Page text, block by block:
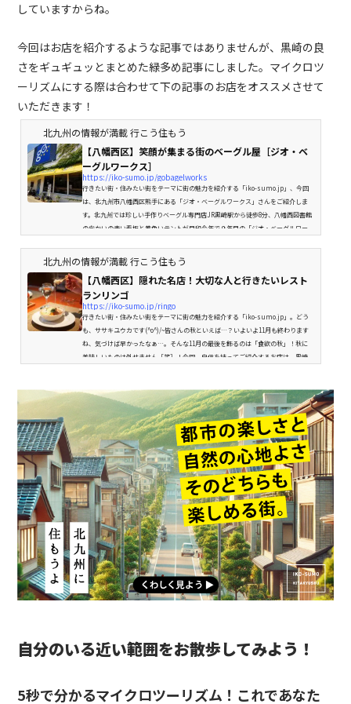
していますからね。
今回はお店を紹介するような記事ではありませんが、黒崎の良
さをギュギュッとまとめた緑多め記事にしました。マイクロツ
ーリズムにする際は合わせて下の記事のお店をオススメさせて
いただきます！
北九州の情報が満載 行こう住もう
【八幡西区】笑顔が集まる街のベーグル屋［ジオ・ベ
ーグルワークス］
https://iko-sumo.jp/gobagelworks
行きたい街・住みたい街をテーマに街の魅力を紹介する「iko-sumo.jp」、今回
は、北九州市八幡西区熊手にある「ジオ・ベーグルワークス」さんをご紹介しま
す。北九州では珍しい手作りベーグル専門店JR黒崎駅から徒歩8分、八幡西図書館
の向かいの青い看板と黄色いテントが目印今年で９年目の「ジオ・ベーグルワー
開業名前の由来はベーグル職人、ショップよりも工場のイメージから「ワーク
ス」に。職人気質の高いオーナーさんですが、話してみると常に笑顔で親...
北九州の情報が満載 行こう住もう
【八幡西区】隠れた名店！大切な人と行きたいレスト
ランリンゴ
https://iko-sumo.jp/ringo
行きたい街・住みたい街をテーマに街の魅力を紹介する「iko-sumo.jp」。どう
も、ササキユウカです(^o^)/~皆さんの秋といえば…？いよいよ11月も終わります
ね、気づけば早かったなぁ…。そんな11月の最後を飾るのは「食欲の秋」！秋に
美味しいものは外せません［笑］！今回、自信を持ってご紹介するお店は、黒崎
だきます。 親族のお祝い事といえば、ここぞとばかりにお邪魔する「レ...
自分のいる近い範囲をお散歩してみよう！
5秒で分かるマイクロツーリズム！これであなた